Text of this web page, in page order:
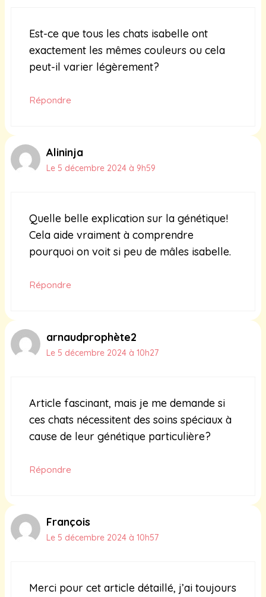
Est-ce que tous les chats isabelle ont
exactement les mêmes couleurs ou cela
peut-il varier légèrement?
Répondre
Alininja
Le 5 décembre 2024 à 9h59
Quelle belle explication sur la génétique!
Cela aide vraiment à comprendre
pourquoi on voit si peu de mâles isabelle.
Répondre
arnaudprophète2
Le 5 décembre 2024 à 10h27
Article fascinant, mais je me demande si
ces chats nécessitent des soins spéciaux à
cause de leur génétique particulière?
Répondre
François
Le 5 décembre 2024 à 10h57
Merci pour cet article détaillé, j’ai toujours